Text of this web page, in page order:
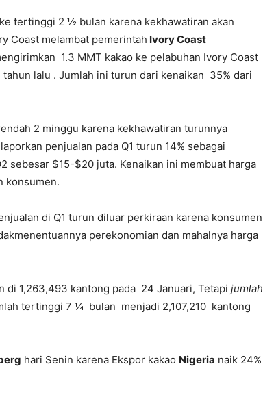
tertinggi 2 ½ bulan karena kekhawatiran akan
Coast melambat pemerintah Ivory Coast
1.3 MMT kakao ke pelabuhan Ivory Coast
lalu . Jumlah ini turun dari kenaikan 35% dari
2 minggu karena kekhawatiran turunnya
penjualan pada Q1 turun 14% sebagai
sebesar $15-$20 juta. Kenaikan ini membuat harga
konsumen.
di Q1 turun diluar perkiraan karena konsumen
perekonomian dan mahalnya harga
di 1,263,493 kantong pada 24 Januari, Tetapi jumlah
tertinggi 7 ¼ bulan menjadi 2,107,210 kantong
hari Senin karena Ekspor kakao Nigeria naik 24%